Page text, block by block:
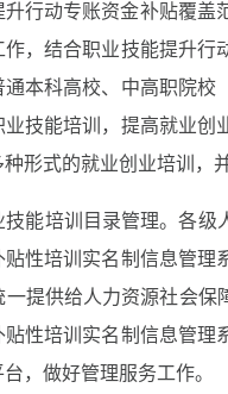
行动专账资金补贴覆盖
，结合职业技能提升
本科高校、中高职院
技能培训，提高就业
形式的就业创业培训，
能培训目录管理。各级
性培训实名制信息管
提供给人力资源社会
性培训实名制信息管
，做好管理服务工作。